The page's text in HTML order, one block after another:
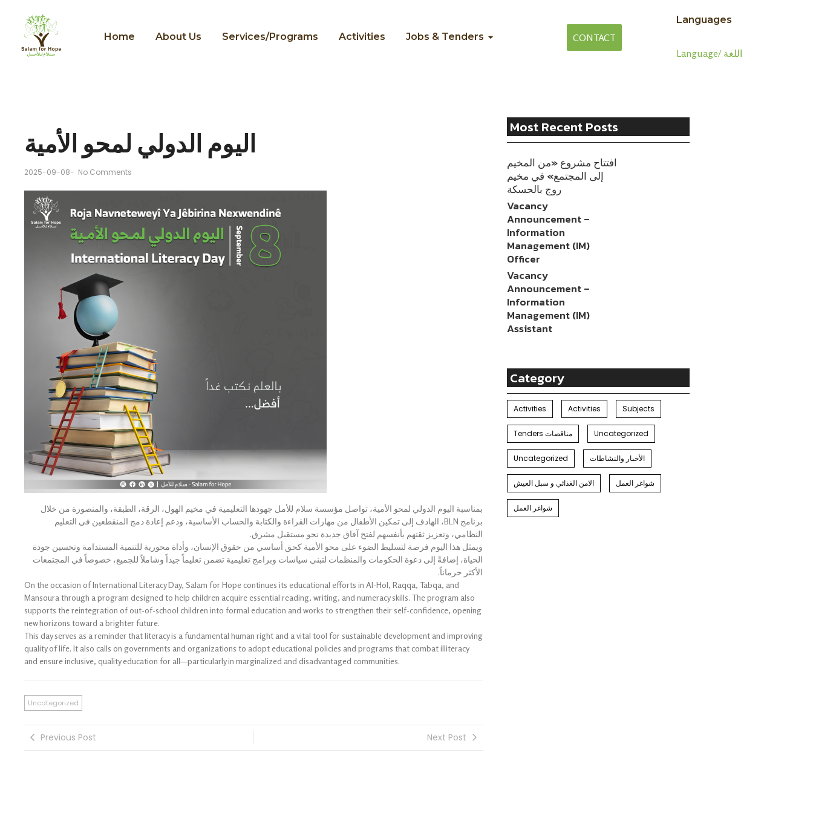
Home About Us Services/Programs Activities Jobs & Tenders CONTACT
Languages
Language/ اللغة
اليوم الدولي لمحو الأمية
2025-09-08- No Comments
بمناسبة اليوم الدولي لمحو الأمية، تواصل مؤسسة سلام للأمل جهودها التعليمية في مخيم الهول، الرقة، الطبقة، والمنصورة من خلال
برنامج BLN، الهادف إلى تمكين الأطفال من مهارات القراءة والكتابة والحساب الأساسية، ودعم إعادة دمج المنقطعين في التعليم
النظامي، وتعزيز ثقتهم بأنفسهم لفتح آفاق جديدة نحو مستقبل مشرق.
ويمثل هذا اليوم فرصة لتسليط الضوء على محو الأمية كحق أساسي من حقوق الإنسان، وأداة محورية للتنمية المستدامة وتحسين جودة
الحياة، إضافةً إلى دعوة الحكومات والمنظمات لتبني سياسات وبرامج تعليمية تضمن تعليماً جيداً وشاملاً للجميع، خصوصاً في المجتمعات
الأكثر حرماناً.
On the occasion of International Literacy Day, Salam for Hope continues its educational efforts in Al-Hol, Raqqa, Tabqa, and
Mansoura through a program designed to help children acquire essential reading, writing, and numeracy skills. The program also
supports the reintegration of out-of-school children into formal education and works to strengthen their self-confidence, opening
new horizons toward a brighter future.
This day serves as a reminder that literacy is a fundamental human right and a vital tool for sustainable development and improving
quality of life. It also calls on governments and organizations to adopt educational policies and programs that combat illiteracy
and ensure inclusive, quality education for all—particularly in marginalized and disadvantaged communities.
Uncategorized
Previous Post Next Post
Most Recent Posts
افتتاح مشروع «من المخيم
إلى المجتمع» في مخيم
روج بالحسكة
Vacancy
Announcement –
Information
Management (IM)
Officer
Vacancy
Announcement –
Information
Management (IM)
Assistant
Category
Activities Activities Subjects
Tenders مناقصات Uncategorized
Uncategorized الأخبار والنشاطات
الامن الغذائي و سبل العيش شواغر العمل
شواغر العمل